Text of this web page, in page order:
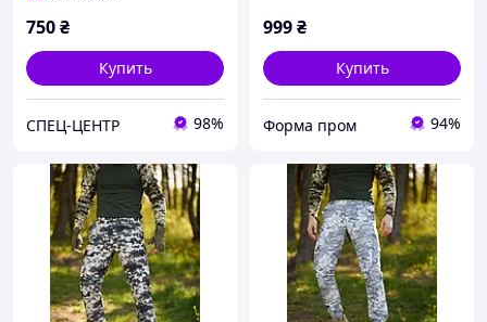
750₴
Купить
СПЕЦ-ЦЕНТР 98%
999₴
Купить
Форма пром 94%